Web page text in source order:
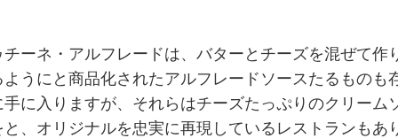
ーネ・アルフレードは、バターとチーズを混ぜて作
うにと商品化されたアルフレードソースたるものも
に入りますが、それらはチーズたっぷりのクリーム
、オリジナルを忠実に再現しているレストランもあ